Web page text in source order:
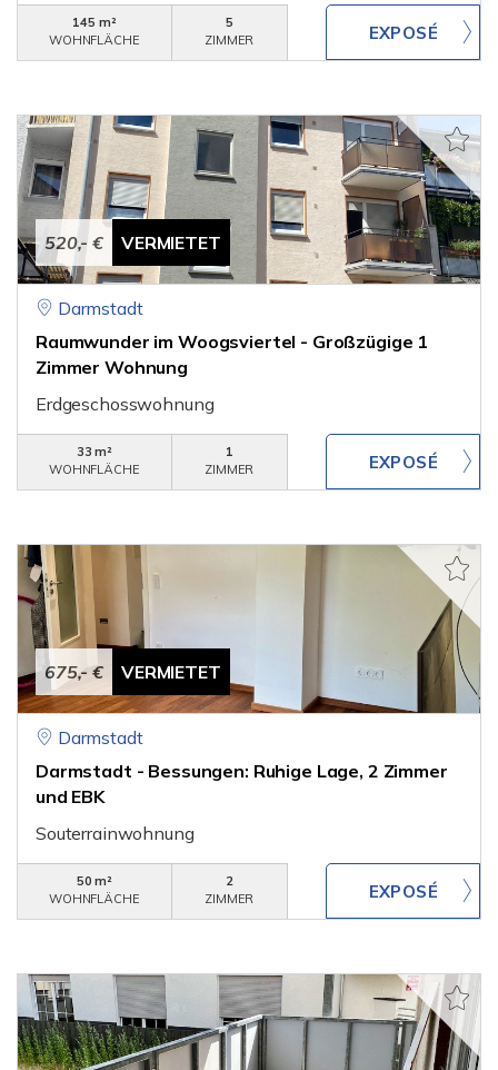
145 m²
WOHNFLÄCHE
5
ZIMMER
520,- € VERMIETET
Darmstadt
Raumwunder im Woogsviertel - Großzügige 1
Zimmer Wohnung
Erdgeschosswohnung
33 m²
WOHNFLÄCHE
1
ZIMMER
675,- € VERMIETET
Darmstadt
Darmstadt - Bessungen: Ruhige Lage, 2 Zimmer
und EBK
Souterrainwohnung
50 m²
WOHNFLÄCHE
2
ZIMMER